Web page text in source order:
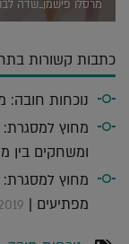
מרסלו פישמן_שדה לבנים ואדום
כתבות קשורות
נוכחות חובה:
מחוץ
ומשחקים בין
מחוץ למסגרת:
מפתיעים |